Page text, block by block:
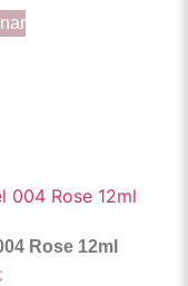
Rose 12ml